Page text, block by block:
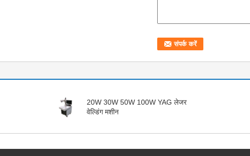
20W 30W 50W 100W YAG लेजर
वेल्डिंग मशीन